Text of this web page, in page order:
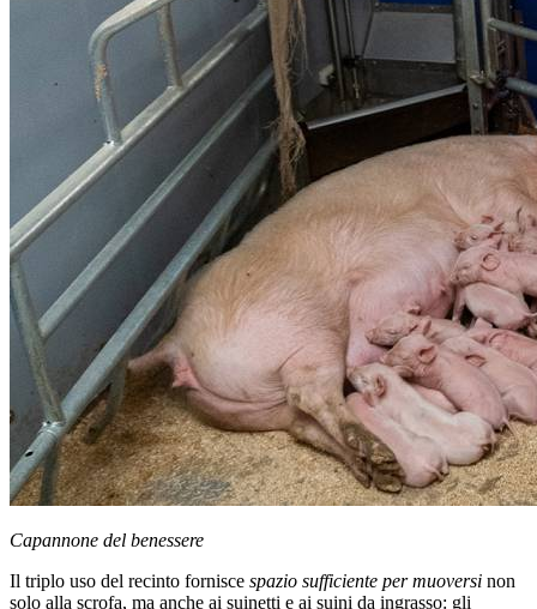
Capannone del benessere
Il triplo uso del recinto fornisce spazio sufficiente per muoversi non
solo alla scrofa, ma anche ai suinetti e ai suini da ingrasso: gli